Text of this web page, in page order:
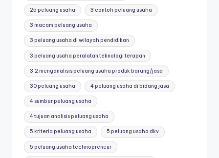
25 peluang usaha 3 contoh peluang usaha
3 macam peluang usaha
3 peluang usaha di wilayah pendidikan
3 peluang usaha peralatan teknologi terapan
3.2 menganalisis peluang usaha produk barang/jasa
30 peluang usaha 4 peluang usaha di bidang jasa
4 sumber peluang usaha
4 tujuan analisis peluang usaha
5 kriteria peluang usaha 5 peluang usaha dkv
5 peluang usaha technopreneur